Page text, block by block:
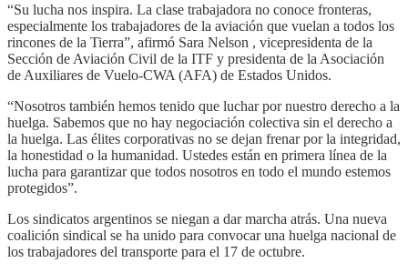
“Su lucha nos inspira. La clase trabajadora no conoce fronteras,
especialmente los trabajadores de la aviación que vuelan a todos los
rincones de la Tierra”, afirmó Sara Nelson , vicepresidenta de la
Sección de Aviación Civil de la ITF y presidenta de la Asociación
de Auxiliares de Vuelo-CWA (AFA) de Estados Unidos.
“Nosotros también hemos tenido que luchar por nuestro derecho a la
huelga. Sabemos que no hay negociación colectiva sin el derecho a
la huelga. Las élites corporativas no se dejan frenar por la integridad,
la honestidad o la humanidad. Ustedes están en primera línea de la
lucha para garantizar que todos nosotros en todo el mundo estemos
protegidos”.
Los sindicatos argentinos se niegan a dar marcha atrás. Una nueva
coalición sindical se ha unido para convocar una huelga nacional de
los trabajadores del transporte para el 17 de octubre.